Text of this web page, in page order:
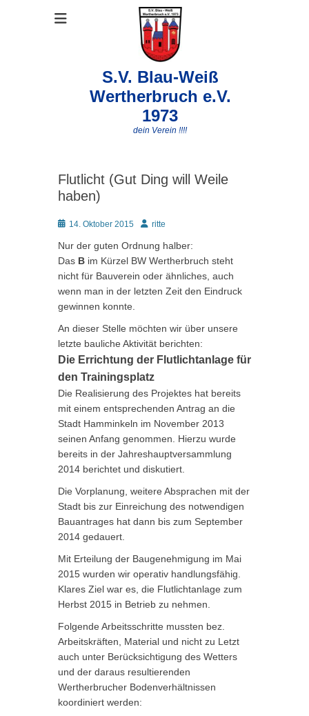
S.V. Blau-Weiß
Wertherbruch e.V.
1973
dein Verein !!!!
Flutlicht (Gut Ding will Weile
haben)
Posted14. Oktober 2015 Autor
ritte
Nur der guten Ordnung halber:
Das B im Kürzel BW Wertherbruch steht
nicht für Bauverein oder ähnliches, auch
wenn man in der letzten Zeit den Eindruck
gewinnen konnte.
An dieser Stelle möchten wir über unsere
letzte bauliche Aktivität berichten:
Die Errichtung der Flutlichtanlage für
den Trainingsplatz
Die Realisierung des Projektes hat bereits
mit einem entsprechenden Antrag an die
Stadt Hamminkeln im November 2013
seinen Anfang genommen. Hierzu wurde
bereits in der Jahreshauptversammlung
2014 berichtet und diskutiert.
Die Vorplanung, weitere Absprachen mit der
Stadt bis zur Einreichung des notwendigen
Bauantrages hat dann bis zum September
2014 gedauert.
Mit Erteilung der Baugenehmigung im Mai
2015 wurden wir operativ handlungsfähig.
Klares Ziel war es, die Flutlichtanlage zum
Herbst 2015 in Betrieb zu nehmen.
Folgende Arbeitsschritte mussten bez.
Arbeitskräften, Material und nicht zu Letzt
auch unter Berücksichtigung des Wetters
und der daraus resultierenden
Wertherbrucher Bodenverhältnissen
koordiniert werden: